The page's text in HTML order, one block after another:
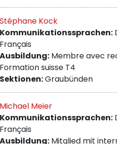
Stéphane Kock
Kommunikationssprachen:
Français
Ausbildung: Membre avec
Formation suisse T4
Sektionen:Graubünden
Michael Meier
Kommunikationssprachen:
Français
Ausbildung: Mitglied mit